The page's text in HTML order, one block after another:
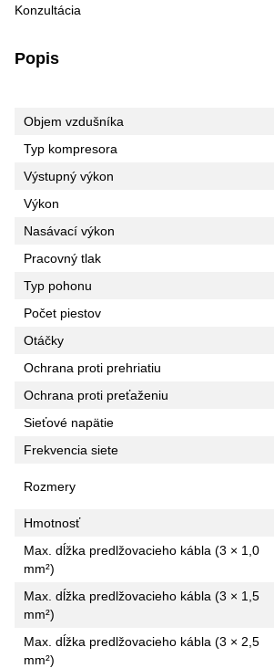
Konzultácia
Popis
Objem vzdušníka
Typ kompresora
Výstupný výkon
Výkon
Nasávací výkon
Pracovný tlak
Typ pohonu
Počet piestov
Otáčky
Ochrana proti prehriatiu
Ochrana proti preťaženiu
Sieťové napätie
Frekvencia siete
Rozmery
Hmotnosť
Max. dĺžka predlžovacieho kábla (3 × 1,0
mm²)
Max. dĺžka predlžovacieho kábla (3 × 1,5
mm²)
Max. dĺžka predlžovacieho kábla (3 × 2,5
mm²)